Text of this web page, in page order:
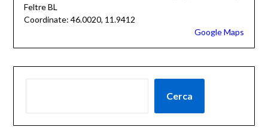
Feltre BL
Coordinate: 46.0020, 11.9412
Google Maps
Cerca